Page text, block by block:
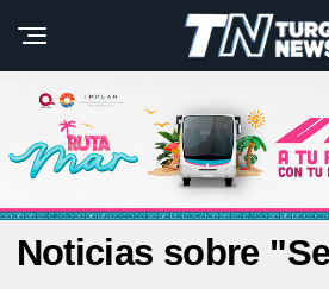
Noticias sobre